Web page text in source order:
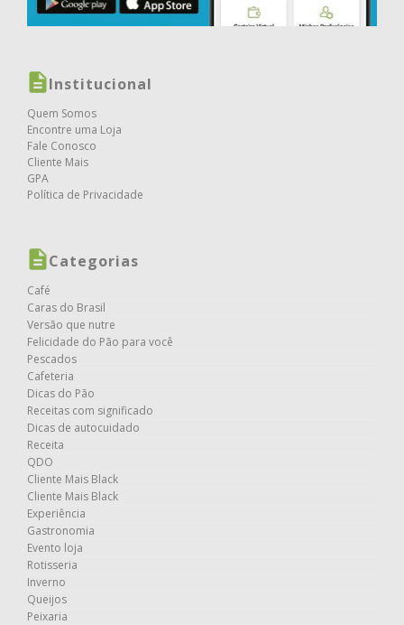
Institucional
Quem Somos
Encontre uma Loja
Fale Conosco
Cliente Mais
GPA
Política de Privacidade
Categorias
Café
Caras do Brasil
Versão que nutre
Felicidade do Pão para você
Pescados
Cafeteria
Dicas do Pão
Receitas com significado
Dicas de autocuidado
Receita
QDO
Cliente Mais Black
Cliente Mais Black
Experiência
Gastronomia
Evento loja
Rotisseria
Inverno
Queijos
Peixaria